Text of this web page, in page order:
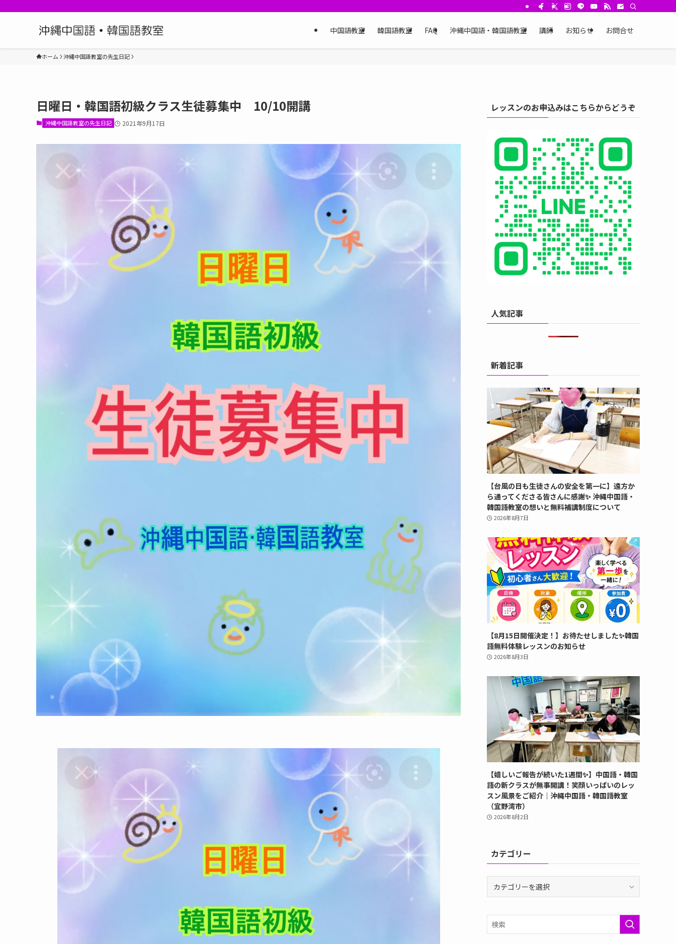
中国語教室 韓国語教室 FAQ 沖縄中国語・韓国語教室 講師 お知らせ お問合せ
ホーム 沖縄中国語教室の先生日記
日曜日・韓国語初級クラス生徒募集中 10/10開講
沖縄中国語教室の先生日記 2021年9月17日
レッスンのお申込みはこちらからどうぞ
人気記事
新着記事
【台風の日も生徒さんの安全を第一に】遠方か
ら通ってくださる皆さんに感謝✨ 沖縄中国語・
韓国語教室の想いと無料補講制度について
2026年8月7日
【8月15日開催決定！】お待たせしました✨韓国
語無料体験レッスンのお知らせ
2026年8月3日
【嬉しいご報告が続いた1週間✨】中国語・韓国
語の新クラスが無事開講！笑顔いっぱいのレッ
スン風景をご紹介｜沖縄中国語・韓国語教室
（宜野湾市）
2026年8月2日
カテゴリー
リ
ー